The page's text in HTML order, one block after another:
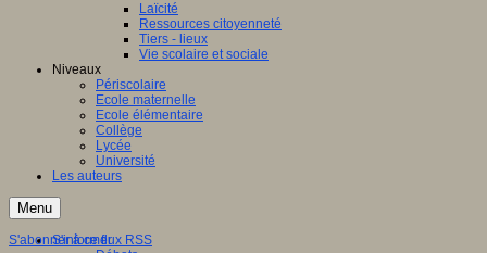
Laïcité
Ressources citoyenneté
Tiers - lieux
Vie scolaire et sociale
Niveaux
Périscolaire
Ecole maternelle
Ecole élémentaire
Collège
Lycée
Université
Les auteurs
Menu
S'informer
S'abonner à ce flux RSS